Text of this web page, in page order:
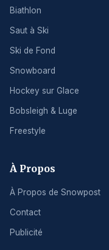
Biathlon
Saut à Ski
Ski de Fond
Snowboard
Hockey sur Glace
Bobsleigh & Luge
Freestyle
À Propos
À Propos de Snowpost
Contact
Publicité